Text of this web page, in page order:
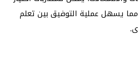
مما يسهل عملية التوفيق بين تعلم